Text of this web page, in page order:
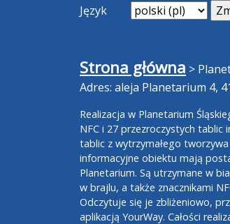
Język
Strona główna >
Adres: aleja Planetarium 4,
Realizacja w Planetarium
NFC i 27 przezroczystych
tablic z wytrzymałego
informacyjne obiektu mają
Planetarium. Są utrzymane w
w brajlu, a także znacznikami
Odczytuje się je zbliżeniowo,
aplikacją YourWay. Całości